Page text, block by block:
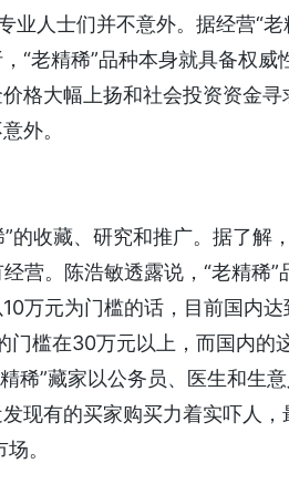
业人士们并不意外。据经营“老
“老精稀”品种本身就具备权威
格大幅上扬和社会投资资金寻
外。
收藏、研究和推广。据了解
营。陈浩敏透露说，“老精稀”
万元为门槛的话，目前国内
槛在30万元以上，而国内的
稀”藏家以公务员、医生和生意
现有的买家购买力着实吓人
。